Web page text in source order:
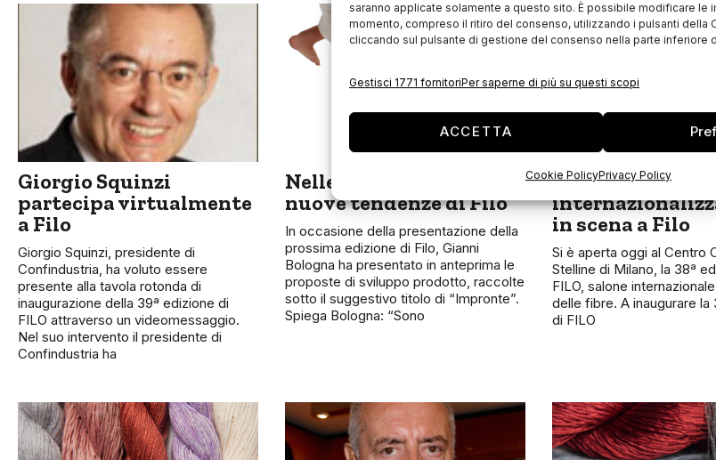
saranno applicate solamente a questo sito. È possibile modificare le
momento, compreso il ritiro del consenso, utilizzando i pulsanti della
cliccando sul pulsante di gestione del consenso nella parte inferiore
Gestisci 1771 fornitoriPer saperne di più su questi scopi
ACCETTA
Cookie PolicyPrivacy Policy
Giorgio Squinzi
partecipa virtualmente
a Filo
Giorgio Squinzi, presidente di
Confindustria, ha voluto essere
presente alla tavola rotonda di
inaugurazione della 39ª edizione di
FILO attraverso un videomessaggio.
Nel suo intervento il presidente di
Confindustria ha
Nelle “impronte” le
nuove tendenze di Filo
In occasione della presentazione della
prossima edizione di Filo, Gianni
Bologna ha presentato in anteprima le
proposte di sviluppo prodotto, raccolte
sotto il suggestivo titolo di “Impronte”.
Spiega Bologna: “Sono
Innovazione e
in scena a Filo
Si è aperta oggi al Centro
Stelline di Milano, la 38ª
FILO, salone
delle fibre. A inaugurare la
di FILO